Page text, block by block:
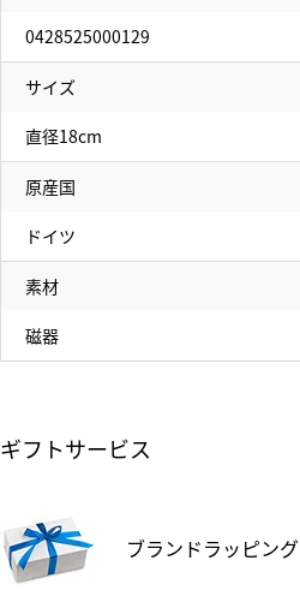
0428525000129
サイズ
直径18cm
原産国
ドイツ
素材
磁器
ギフトサービス
ブランドラッピング